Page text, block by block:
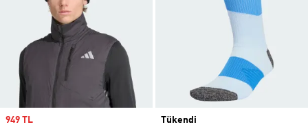
Sale price
949 TL
Tükendi